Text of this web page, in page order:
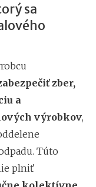
sa
zber,
a
výrobkov,
Túto
plniť